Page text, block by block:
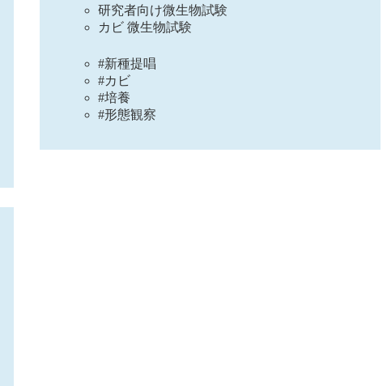
研究者向け微生物試験
カビ 微生物試験
#新種提唱
#カビ
#培養
#形態観察